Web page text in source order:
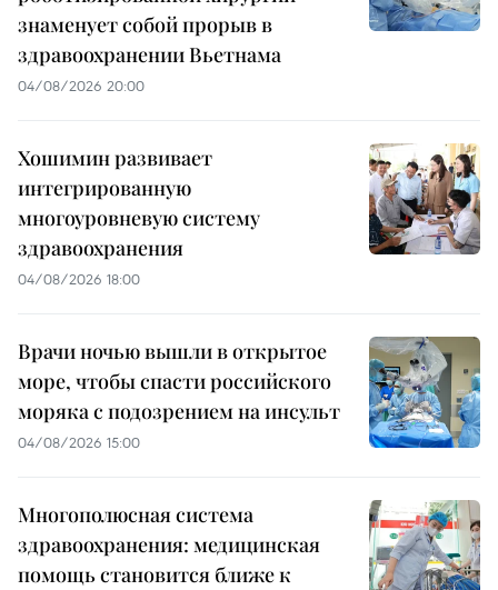
знаменует собой прорыв в
здравоохранении Вьетнама
04/08/2026 20:00
Хошимин развивает
интегрированную
многоуровневую систему
здравоохранения
04/08/2026 18:00
Врачи ночью вышли в открытое
море, чтобы спасти российского
моряка с подозрением на инсульт
04/08/2026 15:00
Многополюсная система
здравоохранения: медицинская
помощь становится ближе к